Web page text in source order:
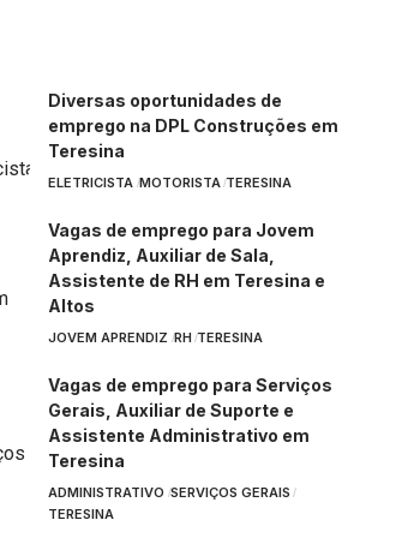
Diversas oportunidades de
emprego na DPL Construções em
Teresina
ELETRICISTA MOTORISTA TERESINA
Vagas de emprego para Jovem
Aprendiz, Auxiliar de Sala,
Assistente de RH em Teresina e
Altos
JOVEM APRENDIZ RH TERESINA
Vagas de emprego para Serviços
Gerais, Auxiliar de Suporte e
Assistente Administrativo em
Teresina
ADMINISTRATIVO SERVIÇOS GERAIS
TERESINA